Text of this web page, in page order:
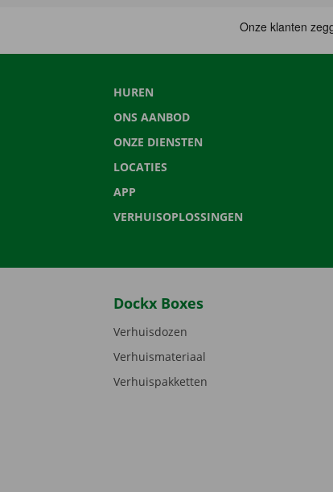
HUREN
ONS AANBOD
ONZE DIENSTEN
LOCATIES
APP
VERHUISOPLOSSINGEN
Dockx Boxes
Verhuisdozen
Verhuismateriaal
Verhuispakketten